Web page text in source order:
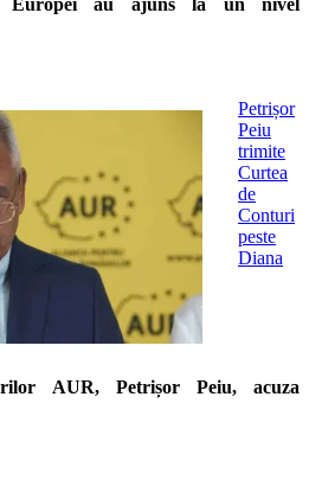
Europei au ajuns la un nivel
Petrișor
Peiu
trimite
Curtea
de
Conturi
peste
Diana
AUR, Petrișor Peiu, acuza